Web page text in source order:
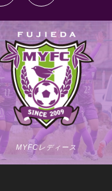
MYFCレディース